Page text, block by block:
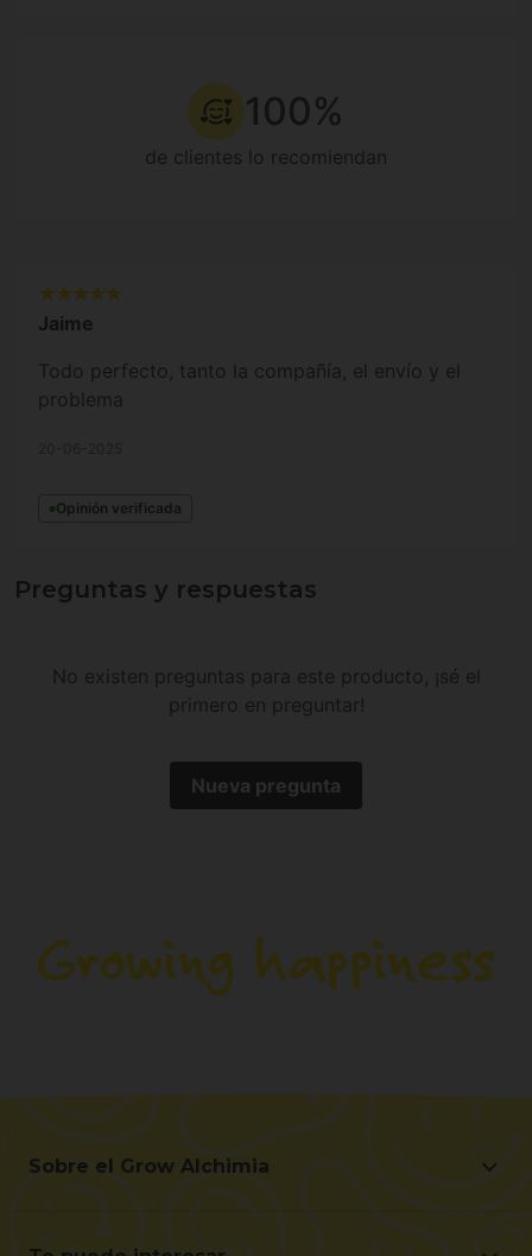
100%
de clientes lo recomiendan
Jaime
Todo perfecto, tanto la compañía, el envío y el
problema
Opinión verificada
Preguntas y respuestas
No existen preguntas para este producto, ¡sé el
primero en preguntar!
Nueva pregunta
Sobre el Grow Alchimia
Situación y Contacto